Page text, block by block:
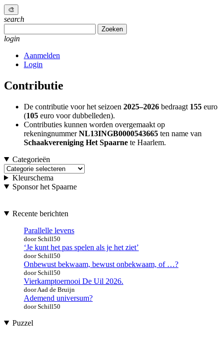
🎨
search
naar:
login
Aanmelden
Login
Contributie
De contributie voor het seizoen 2025–2026 bedraagt 155 euro
(105 euro voor dubbelleden).
Contributies kunnen worden overgemaakt op
rekeningnummerNL13INGB0000543665 ten name van
Schaakvereniging Het Spaarne te Haarlem.
Categorieën
Categorieën
Kleurschema
Sponsor het Spaarne
Recente berichten
Parallelle levens
door Schill50
‘Je kunt het pas spelen als je het ziet’
door Schill50
Onbewust bekwaam, bewust onbekwaam, of …?
door Schill50
Vierkamptoernooi De Uil 2026.
door Aad de Bruijn
Ademend universum?
door Schill50
Puzzel